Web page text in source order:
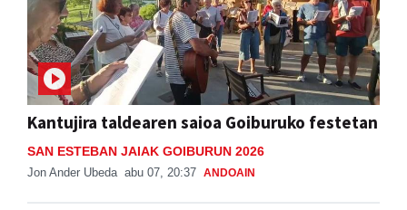
Kantujira taldearen saioa Goiburuko festetan
SAN ESTEBAN JAIAK GOIBURUN 2026
Jon Ander Ubeda abu 07, 20:37 ANDOAIN